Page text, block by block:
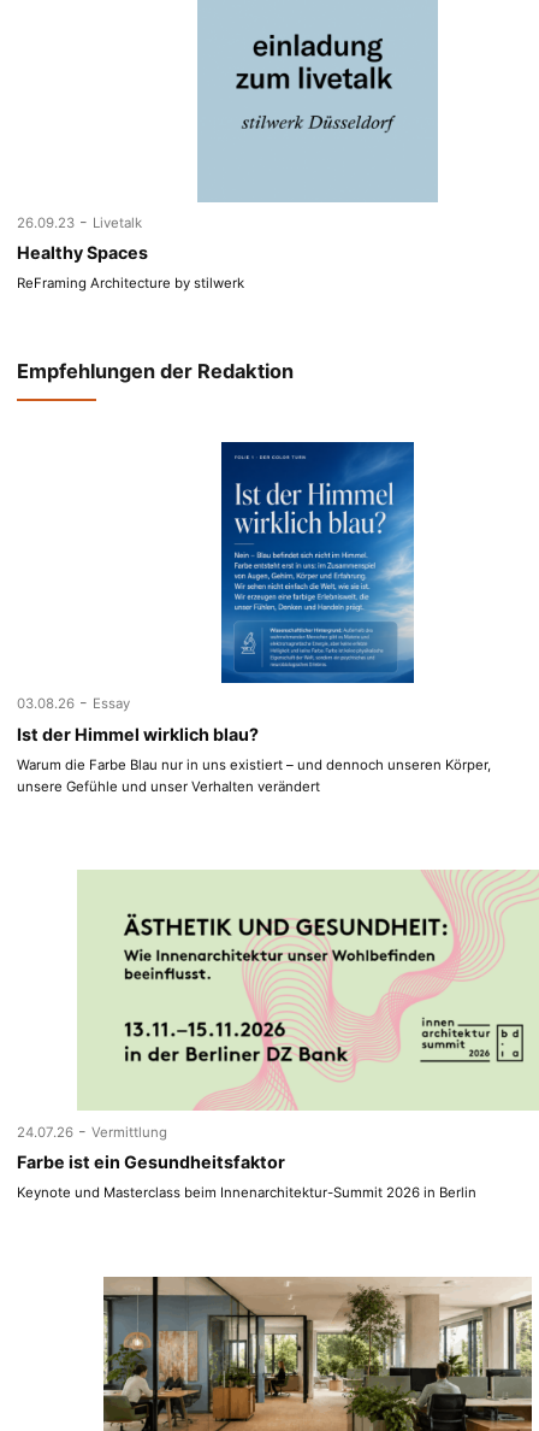
26.09.23 - Livetalk
Healthy Spaces
ReFraming Architecture by stilwerk
Empfehlungen der Redaktion
03.08.26 - Essay
Ist der Himmel wirklich blau?
Warum die Farbe Blau nur in uns existiert – und dennoch unseren Körper,
unsere Gefühle und unser Verhalten verändert
24.07.26 - Vermittlung
Farbe ist ein Gesundheitsfaktor
Keynote und Masterclass beim Innenarchitektur-Summit 2026 in Berlin